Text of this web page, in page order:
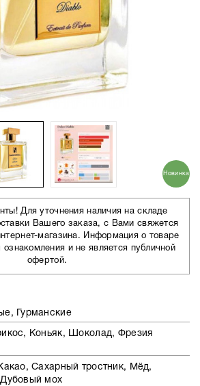
Новинка
Для уточнения наличия на складе
Вашего заказа, с Вами свяжется
магазина. Информация о товаре
ознакомления и не является публичной
офертой.
Гурманские
Коньяк, Шоколад, Фрезия
Сахарный тростник, Мёд,
мох